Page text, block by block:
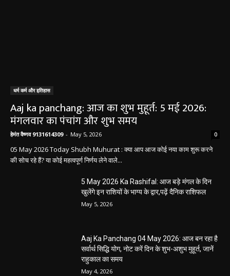
धर्म कर्म और इतिहास
Aaj ka panchang: आज का शुभ मुहूर्त: 5 मई 2026:
मंगलवार का पंचांग और शुभ समय
हेमंत वैष्णव 9131614309 - May 5, 2026 0
05 May 2026 Today Shubh Muhurat : क्या आप आज कोई नया काम शुरू करने
की सोच रहे हैं? या कोई महत्वपूर्ण निर्णय लेने वाले...
5 May 2026 Ka Rashifal: आज बड़े मंगल के दिन
खुलेंगे इन राशियों के भाग्य के द्वार,पढ़ें दैनिक राशिफल
May 5, 2026
Aaj Ka Panchang 04 May 2026: आज बन रहा है
सर्वार्थ सिद्धि योग, नोट करें दिन के शुभ-अशुभ मुहूर्त, जानें
राहुकाल का समय
May 4, 2026